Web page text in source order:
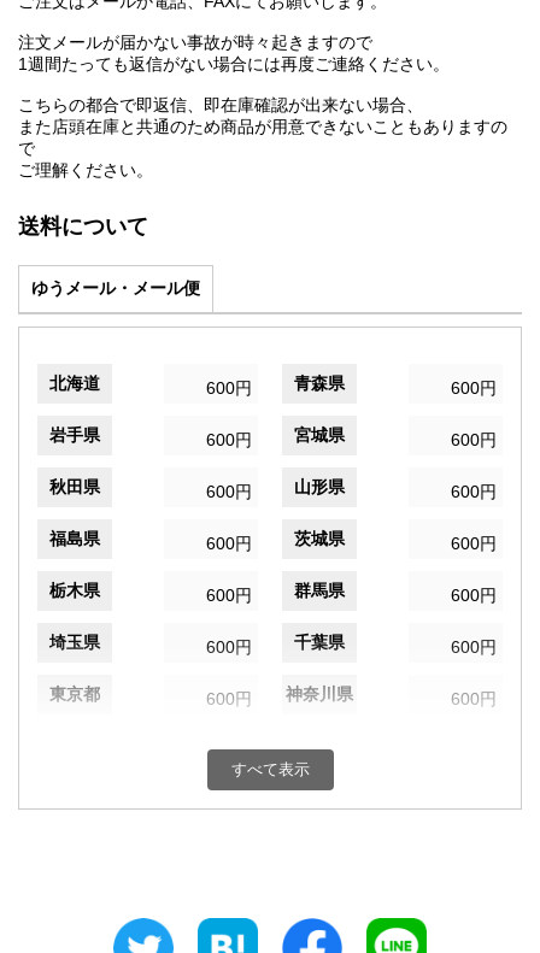
注文メールが届かない事故が時々起きますので
1週間たっても返信がない場合には再度ご連絡ください。
こちらの都合で即返信、即在庫確認が出来ない場合、
また店頭在庫と共通のため商品が用意できないこともありますの
で
ご理解ください。
送料について
ゆうメール・メール便
北海道 600円 青森県 600円
岩手県 600円 宮城県 600円
秋田県 600円 山形県 600円
福島県 600円 茨城県 600円
栃木県 600円 群馬県 600円
埼玉県 600円 千葉県 600円
東京都 600円 神奈川県 600円
600円 富山県
すべて表示